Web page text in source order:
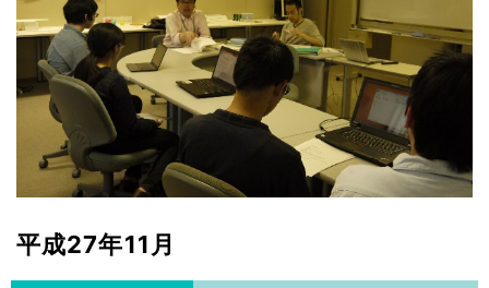
平成27年11月